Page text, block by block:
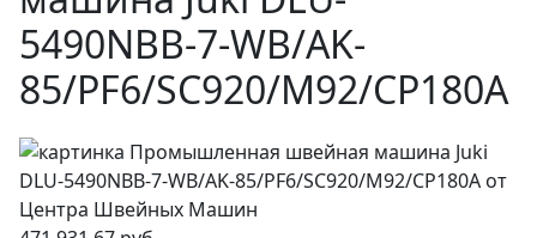
5490NBB-7-WB/AK-
85/PF6/SC920/M92/CP180A